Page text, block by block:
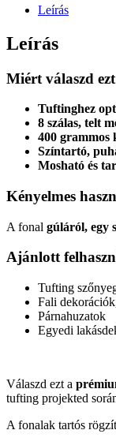
Leírás
Leírás
Miért válaszd
Tuftinghez
8 szálas, telt
400 grammos
Színtartó,
Mosható és
Kényelmes
A fonal gúláról, egy
Ajánlott
Tufting
Fali
Párnahuzatok
Egyedi
Válaszd ezt a
tufting projekted
A fonalak tartós